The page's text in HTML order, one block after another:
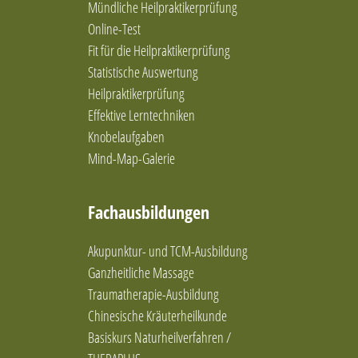
Beratung & Persönlichkeitsentwicklung
Biochemie nach Schüssler
Bioresonanz nach Paul Schmidt
Bioresonanztherapie
Blockaden lösen
Blutegeltherapie
Breuss-Massage
chinesische Diätetik
Cluster-Analytik
Coaching (systemisch-personzentriert)
Coaching (systemisch)
Coaching / Glückslehre
Coaching / Stressprävention
Mündliche Heilpraktikerprüfung
Online-Test
Fit für die Heilpraktikerprüfung
Statistische Auswertung
Heilpraktikerprüfung
Effektive Lerntechniken
Knobelaufgaben
Mind-Map-Galerie
Fachausbildungen
Akupunktur- und TCM-Ausbildung
Ganzheitliche Massage
Traumatherapie-Ausbildung
Chinesische Kräuterheilkunde
Basiskurs Naturheilverfahren /